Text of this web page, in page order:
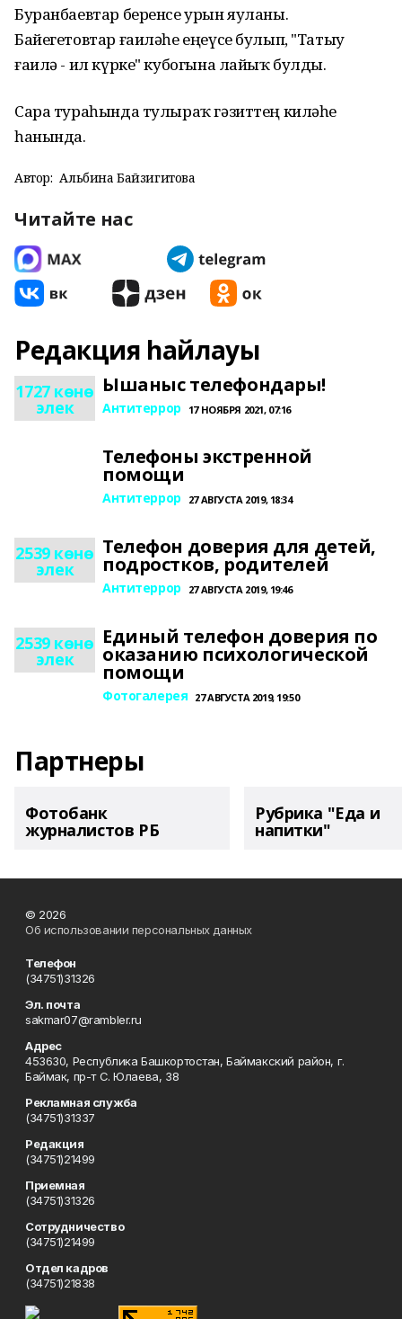
Буранбаевтар беренсе урын яуланы.
Байегетовтар ғаиләһе еңеүсе булып, "Татыу
ғаилә - ил күрке" кубогына лайыҡ булды.
Сара тураһында тулыраҡ гәзиттең киләһе
һанында.
Автор: Альбина Байзигитова
Читайте нас
Редакция һайлауы
1727 көнө
элек
Ышаныс телефондары!
Антитеррор 17 НОЯБРЯ 2021, 07:16
Телефоны экстренной
помощи
Антитеррор 27 АВГУСТА 2019, 18:34
2539 көнө
элек
Телефон доверия для детей,
подростков, родителей
Антитеррор 27 АВГУСТА 2019, 19:46
2539 көнө
элек
Единый телефон доверия по
оказанию психологической
помощи
Фотогалерея 27 АВГУСТА 2019, 19:50
Партнеры
Фотобанк
журналистов РБ
Рубрика "Еда и
напитки"
© 2026
Об использовании персональных данных
Телефон
(34751)31326
Эл. почта
sakmar07@rambler.ru
Адрес
453630, Республика Башкортостан, Баймакский район, г.
Баймак, пр-т С. Юлаева, 38
Рекламная служба
(34751)31337
Редакция
(34751)21499
Приемная
(34751)31326
Сотрудничество
(34751)21499
Отдел кадров
(34751)21838